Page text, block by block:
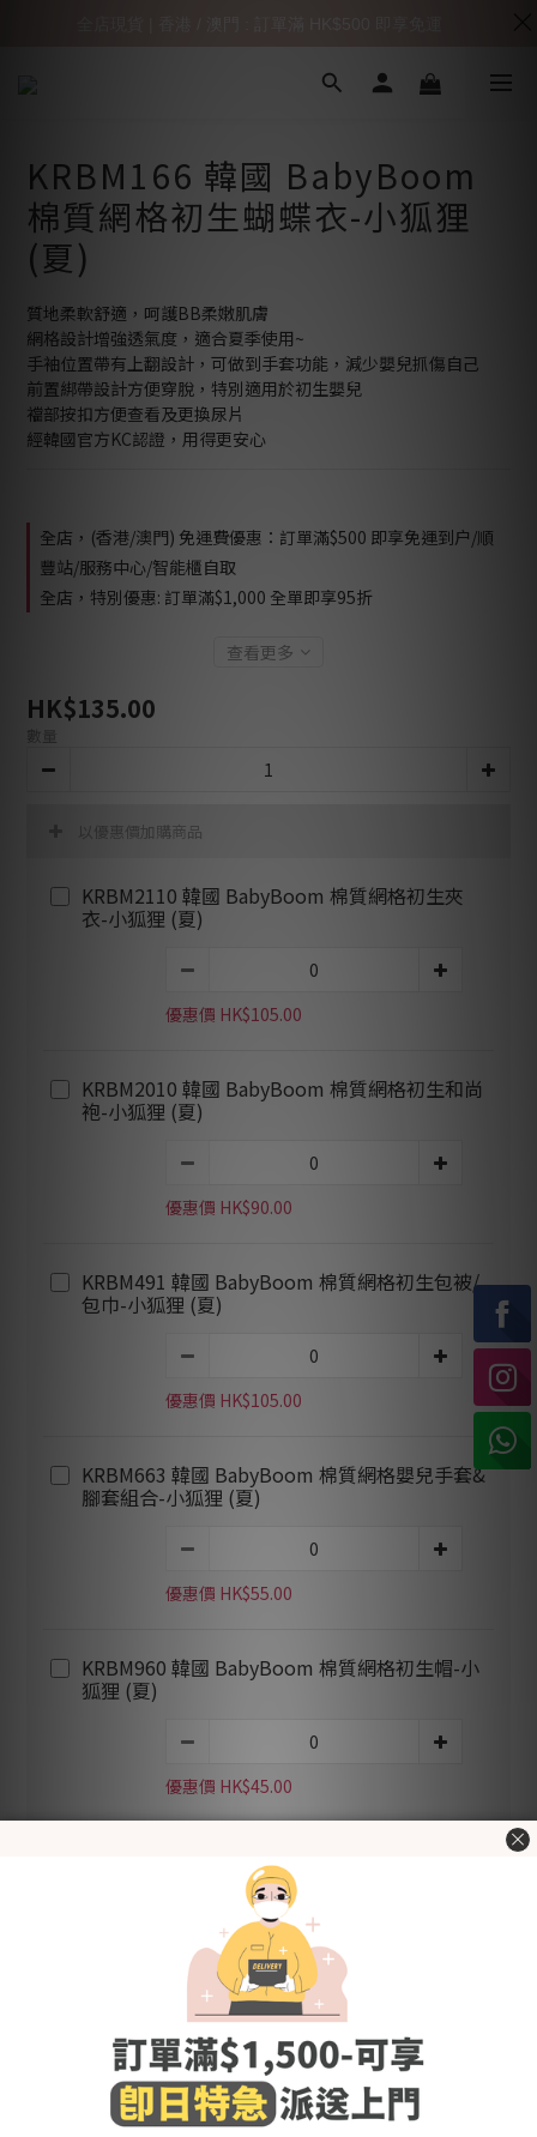
KRBM166 韓國 BabyBoom
棉質網格初生蝴蝶衣-小狐狸
(夏)
質地柔軟舒適，呵護BB柔嫩肌膚
網格設計增強透氣度，適合夏季使用~
手袖位置帶有上翻設計，可做到手套功能，減少嬰兒抓傷自己
前置綁帶設計方便穿脫，特別適用於初生嬰兒
襠部按扣方便查看及更換尿片
經韓國官方KC認證，用得更安心
全店，(香港/澳門) 免運費優惠：訂單滿$500 即享免運到户/順
豐站/服務中心/智能櫃自取
全店，特別優惠: 訂單滿$1,000 全單即享95折
查看更多
HK$135.00
數量
以優惠價加購商品
KRBM2110 韓國 BabyBoom 棉質網格初生夾
衣-小狐狸 (夏)
優惠價 HK$105.00
KRBM2010 韓國 BabyBoom 棉質網格初生和尚
袍-小狐狸 (夏)
優惠價 HK$90.00
KRBM491 韓國 BabyBoom 棉質網格初生包被/
包巾-小狐狸 (夏)
優惠價 HK$105.00
KRBM663 韓國 BabyBoom 棉質網格嬰兒手套&
腳套組合-小狐狸 (夏)
優惠價 HK$55.00
KRBM960 韓國 BabyBoom 棉質網格初生帽-小
狐狸 (夏)
優惠價 HK$45.00
加入追蹤清單
商品描述
送貨及付款方
式
顧客評價
Made in Korea